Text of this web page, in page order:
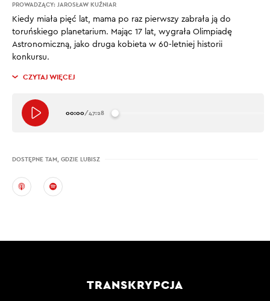
PROWADZĄCY: JAROSŁAW KUŹNIAR
Kiedy miała pięć lat, mama po raz pierwszy zabrała ją do
toruńskiego planetarium. Mając 17 lat, wygrała Olimpiadę
Astronomiczną, jako druga kobieta w 60-letniej historii
konkursu.
CZYTAJ WIĘCEJ
00:00/47:28
DOSTĘPNE TAM, GDZIE LUBISZ
TRANSKRYPCJA